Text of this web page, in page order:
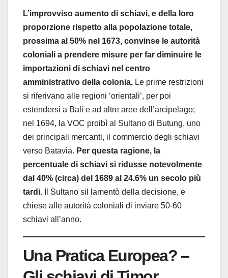
L’improvviso aumento di schiavi, e della loro
proporzione rispetto alla popolazione totale,
prossima al 50% nel 1673, convinse le autorità
coloniali a prendere misure per far diminuire le
importazioni di schiavi nel centro
amministrativo della colonia. Le prime restrizioni
si riferivano alle regioni ‘orientali’, per poi
estendersi a Bali e ad altre aree dell’arcipelago;
nel 1694, la VOC proibì al Sultano di Butung, uno
dei principali mercanti, il commercio degli schiavi
verso Batavia. Per questa ragione, la
percentuale di schiavi si ridusse notevolmente
dal 40% (circa) del 1689 al 24.6% un secolo più
tardi. Il Sultano sil lamentò della decisione, e
chiese alle autorità coloniali di inviare 50-60
schiavi all’anno.
Una Pratica Europea? –